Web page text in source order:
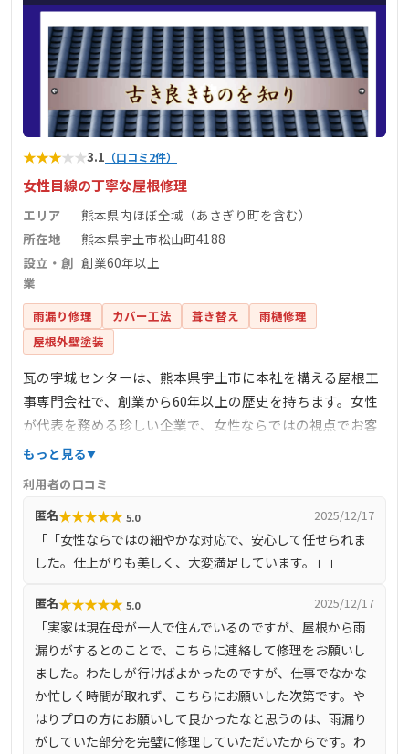
★★★★★3.1 （口コミ2件）
女性目線の丁寧な屋根修理
エリア
熊本県内ほぼ全域（あさぎり町を含む）
所在地
熊本県宇土市松山町4188
設立・創
業
創業60年以上
雨漏り修理 カバー工法 葺き替え
雨樋修理
屋根外壁塗装
瓦の宇城センターは、熊本県宇土市に本社を構える屋根工
事専門会社で、創業から60年以上の歴史を持ちます。女性
が代表を務める珍しい企業で、女性ならではの視点でお客
様の要望に寄り添った提案を行っています。屋根工事全
を提供しており、熊本県内ほぼ全域に対応しています。無
料の現地調査や見積もりを実施しており、クレジットカー
ドでの支払いにも対応しています。
もっと見る
利用者の口コミ
匿名★★★★★ 5.0 2025/12/17
「「女性ならではの細やかな対応で、安心して任せられま
した。仕上がりも美しく、大変満足しています。」」
匿名★★★★★ 5.0 2025/12/17
「実家は現在母が一人で住んでいるのですが、屋根から雨
漏りがするとのことで、こちらに連絡して修理をお願いし
ました。わたしが行けばよかったのですが、仕事でなかな
か忙しく時間が取れず、こちらにお願いした次第です。や
はりプロの方にお願いして良かったなと思うのは、雨漏り
がしていた部分を完璧に修理していただいたからです。わ